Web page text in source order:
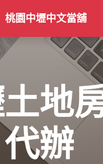
桃園中壢中文當舖
地
代辦